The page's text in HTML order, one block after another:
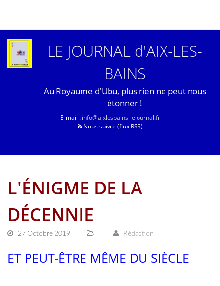
LE JOURNAL d'AIX-LES-
BAINS
Au Royaume d'Ubu, plus rien ne peut nous
étonner !
E-mail : info@aixlesbains-lejournal.fr
Nous suivre (flux RSS)
L'ÉNIGME DE LA
DÉCENNIE
27 Octobre 2019 Rédaction
ET PEUT-ÊTRE MÊME DU SIÈCLE